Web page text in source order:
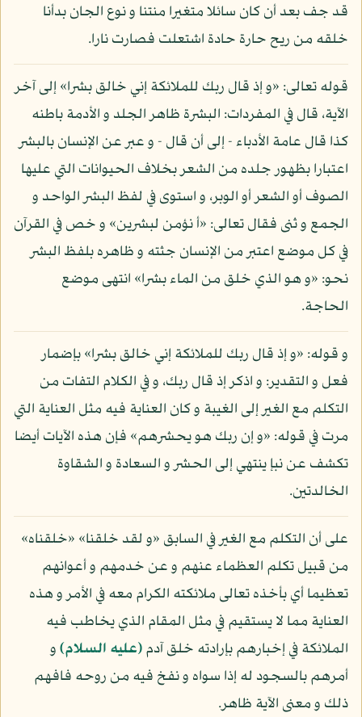
قد جف بعد أن كان سائلا متغيرا منتنا و نوع الجان بدأنا
خلقه من ريح حارة حادة اشتعلت فصارت نارا.
قوله تعالى: «و إذ قال ربك للملائكة إني خالق بشرا» إلى آخر
الآية، قال في المفردات: البشرة ظاهر الجلد و الأدمة باطنه
كذا قال عامة الأدباء - إلى أن قال - و عبر عن الإنسان بالبشر
اعتبارا بظهور جلده من الشعر بخلاف الحيوانات التي عليها
الصوف أو الشعر أو الوبر، و استوى في لفظ البشر الواحد و
الجمع و ثنى فقال تعالى: «أ نؤمن لبشرين» و خص في القرآن
في كل موضع اعتبر من الإنسان جثته و ظاهره بلفظ البشر
نحو: «و هو الذي خلق من الماء بشرا» انتهى موضع
الحاجة.
و قوله: «و إذ قال ربك للملائكة إني خالق بشرا» بإضمار
فعل و التقدير: و اذكر إذ قال ربك، و في الكلام التفات من
التكلم مع الغير إلى الغيبة و كان العناية فيه مثل العناية التي
مرت في قوله: «و إن ربك هو يحشرهم» فإن هذه الآيات أيضا
تكشف عن نبإ ينتهي إلى الحشر و السعادة و الشقاوة
الخالدتين.
على أن التكلم مع الغير في السابق «و لقد خلقنا» «خلقناه»
من قبيل تكلم العظماء عنهم و عن خدمهم و أعوانهم
تعظيما أي بأخذه تعالى ملائكته الكرام معه في الأمر و هذه
العناية مما لا يستقيم في مثل المقام الذي يخاطب فيه
الملائكة في إخبارهم بإرادته خلق آدم(عليه السلام)و
أمرهم بالسجود له إذا سواه و نفخ فيه من روحه فافهم
ذلك و معنى الآية ظاهر.